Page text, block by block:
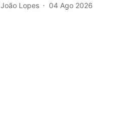
João Lopes 04 Ago 2026